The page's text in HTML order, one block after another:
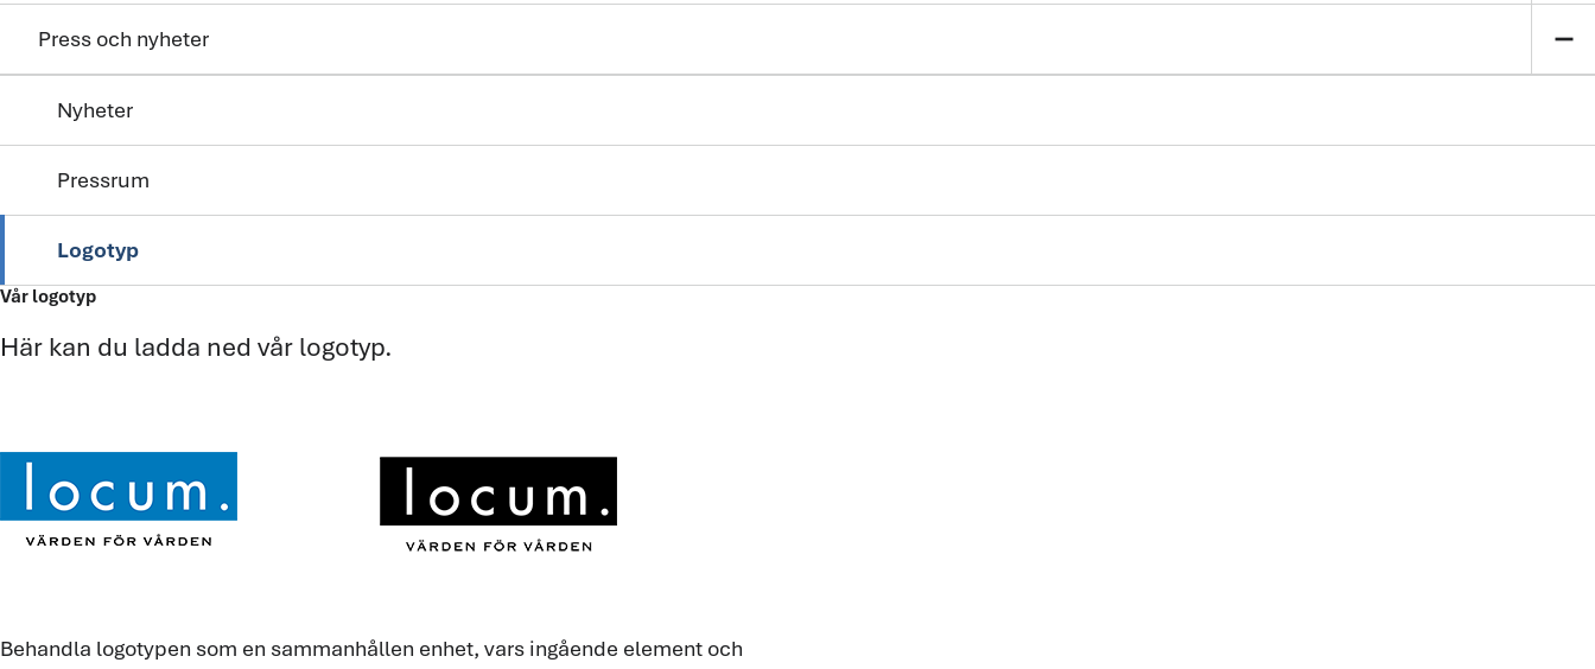
Press och nyheter remove
Nyheter
Pressrum
Logotyp
Vår logotyp
Här kan du ladda ned vår logotyp.
Behandla logotypen som en sammanhållen enhet, vars ingående element och